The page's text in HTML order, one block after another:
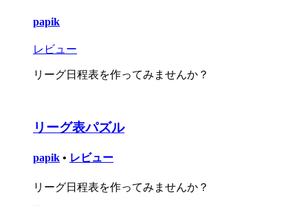
papik
レビュー
リーグ日程表を作ってみませんか？
リーグ表パズル
papik • レビュー
リーグ日程表を作ってみませんか？